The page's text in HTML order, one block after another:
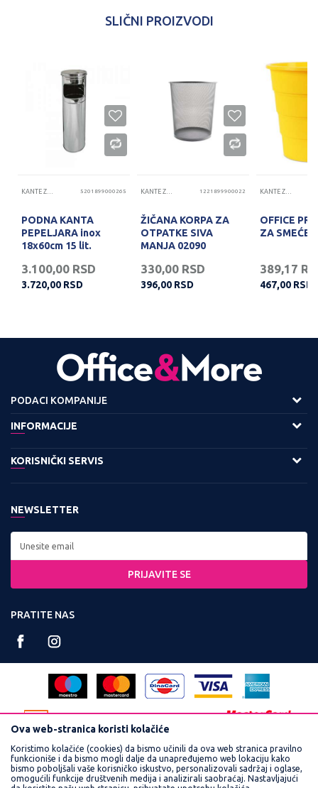
SLIČNI PROIZVODI
5201899000265
PODNA KANTA
PEPELJARA inox
18x60cm 15 lit.
3.100,00 RSD
3.720,00 RSD
1221899900022
ŽIČANA KORPA ZA
OTPATKE SIVA
MANJA 02090
330,00 RSD
396,00 RSD
OFFICE PR.
ZA SMEĆE
389,17
467,00 RSD
PODACI KOMPANIJE
Adresa :
11158 Beograd
Tel: 0800 220022, 011 3460600
Radno vreme:
Ponedeljak - Petak od
160-359251-90
PIB:
102748300
Matični broj:
17462989
INFORMACIJE
O nama
Zaposlenje
Najčešća pitanja
KORISNIČKI SERVIS
Politika privatnosti
Kako kupiti
Isporuka
Povraćaj sredstava
Zamena veličine i zamena artikla za drugi
NEWSLETTER
PRIJAVITE SE
PRATITE NAS
Ova web-stranica koristi kolačiće
Koristimo kolačiće (cookies) da bismo učinili da ova web stranica pravilno
funkcioniše i da bismo mogli dalje da unapređujemo web lokaciju kako
bismo poboljšali vaše korisničko iskustvo, personalizovali sadržaj i oglase,
omogućili funkcije društvenih medija i analizirali saobraćaj. Nastavljajući